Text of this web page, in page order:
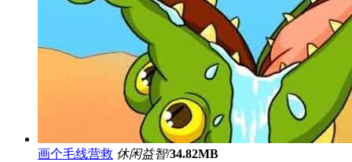
画个毛线营救 休闲益智/34.82MB